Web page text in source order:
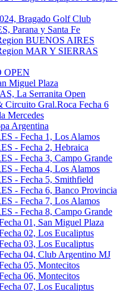
Bragado Golf Club
Parana y Santa Fe
BUENOS AIRES
MAR Y SIERRAS
OPEN
Miguel Plaza
La Serranita Open
Gral.Roca Fecha 6
Mercedes
Argentina
- Fecha 1, Los Alamos
- Fecha 2, Hebraica
- Fecha 3, Campo Grande
- Fecha 4, Los Alamos
- Fecha 5, Smithfield
- Fecha 6, Banco Provincia
- Fecha 7, Los Alamos
- Fecha 8, Campo Grande
01, San Miguel Plaza
02, Los Eucaliptus
03, Los Eucaliptus
04, Club Argentino MJ
05, Montecitos
06, Montecitos
07, Los Eucaliptus